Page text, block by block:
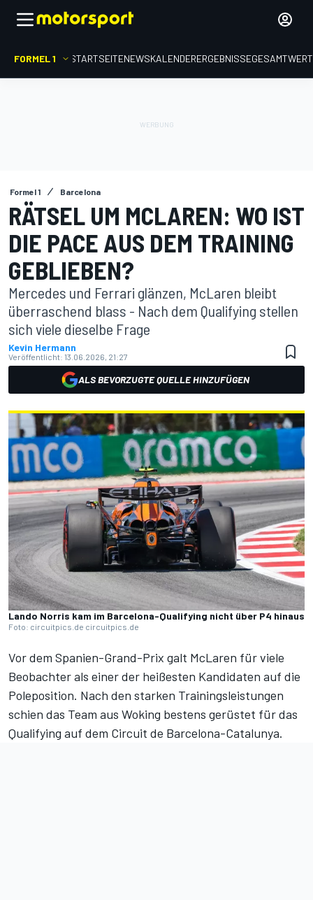
FORMEL 1 STARTSEITENEWSKALENDERERGEBNISSE
Formel 1 Barcelona
RÄTSEL UM MCLAREN: WO IST
DIE PACE AUS DEM TRAINING
GEBLIEBEN?
Mercedes und Ferrari glänzen, McLaren bleibt
überraschend blass - Nach dem Qualifying stellen
sich viele dieselbe Frage
Kevin Hermann
Veröffentlicht: 13.06.2026, 21:27
ALS BEVORZUGTE QUELLE HINZUFÜGEN
Lando Norris kam im Barcelona-Qualifying nicht über P4 hinaus
Foto: circuitpics.de circuitpics.de
Vor dem Spanien-Grand-Prix galt McLaren für viele
Beobachter als einer der heißesten Kandidaten auf die
Poleposition. Nach den starken Trainingsleistungen
schien das Team aus Woking bestens gerüstet für das
Qualifying auf dem Circuit de Barcelona-Catalunya.